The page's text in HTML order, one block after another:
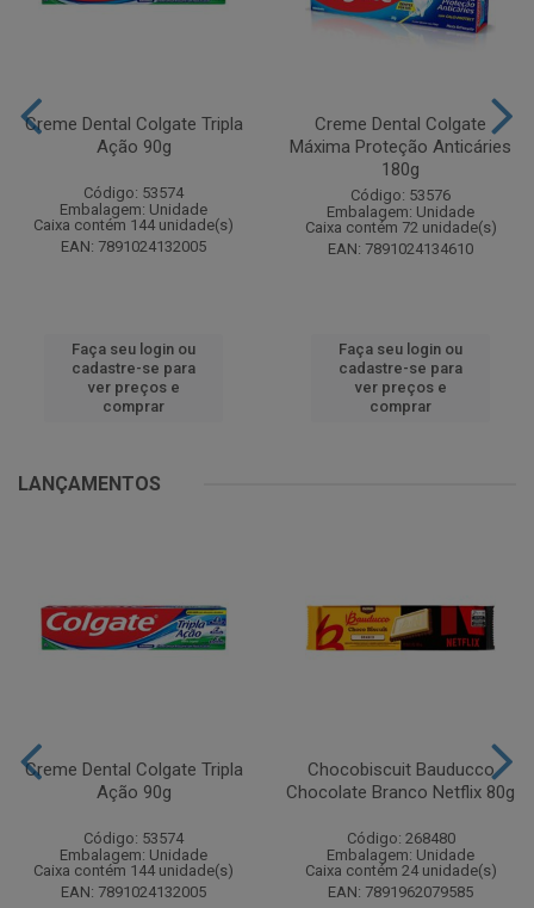
Creme Dental Colgate Tripla
Ação 90g
Código: 53574
Embalagem: Unidade
Caixa contém 144 unidade(s)
EAN: 7891024132005
Faça seu login ou
cadastre-se para
ver preços e
comprar
Creme Dental Colgate
Máxima Proteção Anticáries
180g
Código: 53576
Embalagem: Unidade
Caixa contém 72 unidade(s)
EAN: 7891024134610
Faça seu login ou
cadastre-se para
ver preços e
comprar
LANÇAMENTOS
Creme Dental Colgate Tripla
Ação 90g
Código: 53574
Embalagem: Unidade
Caixa contém 144 unidade(s)
EAN: 7891024132005
Chocobiscuit Bauducco
Chocolate Branco Netflix 80g
Código: 268480
Embalagem: Unidade
Caixa contém 24 unidade(s)
EAN: 7891962079585